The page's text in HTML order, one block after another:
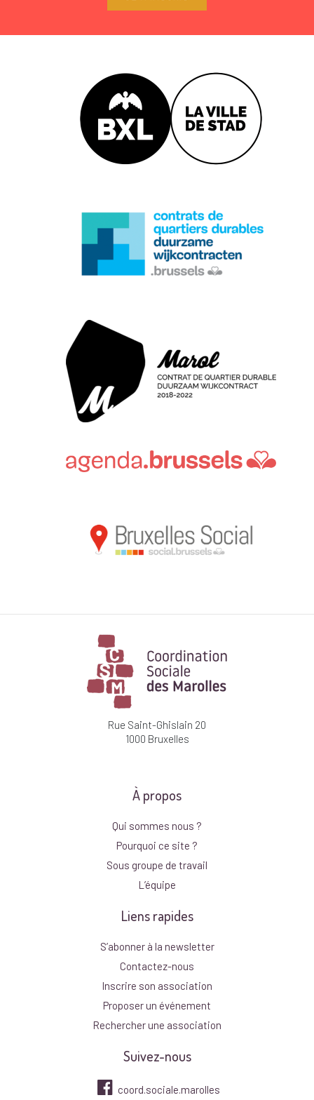
Rue Saint-Ghislain 20
1000 Bruxelles
À propos
Qui sommes nous ?
Pourquoi ce site ?
Sous groupe de travail
L’équipe
Liens rapides
S’abonner à la newsletter
Contactez-nous
Inscrire son association
Proposer un événement
Rechercher une association
Suivez-nous
coord.sociale.marolles